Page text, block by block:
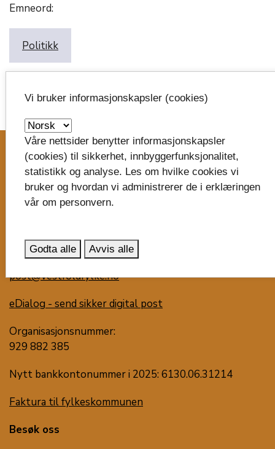
Emneord:
Politikk
Skriv til oss
Vestfold fylkeskommune
3105 Tønsberg
post@vestfoldfylke.no
eDialog - send sikker digital post
Organisasjonsnummer:
929 882 385
Nytt bankkontonummer i 2025: 6130.06.31214
Faktura til fylkeskommunen
Besøk oss
Vi bruker informasjonskapsler (cookies)
Våre nettsider benytter informasjonskapsler
(cookies) til sikkerhet, innbyggerfunksjonalitet,
statistikk og analyse. Les om hvilke cookies vi
bruker og hvordan vi administrerer de i erklæringen
vår om personvern.
Godta alle Avvis alle